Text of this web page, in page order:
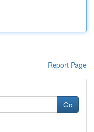
Report Page
Go